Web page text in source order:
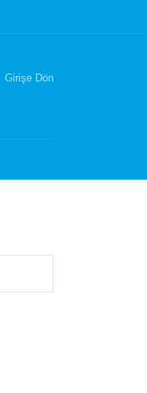
Girişe Dön